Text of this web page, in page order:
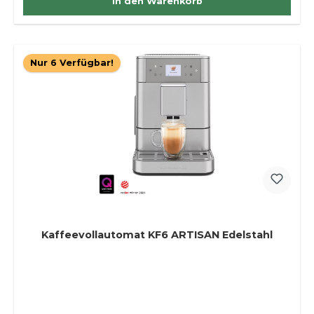
Nur 6 Verfügbar!
Kaffeevollautomat KF6 ARTISAN Edelstahl